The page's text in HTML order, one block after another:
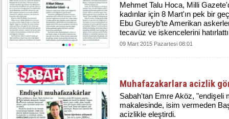
Mehmet Talu Hoca, Milli
kadınlar için 8 Mart'ın pek bir
Ebu Gureyb’te Amerikan
tecavüz ve işkencelerini
09 Mart 2015 Pazartesi 08:01
Muhafazakarlara acizlik
Sabah'tan Emre Aköz, "endişeli
makalesinde, isim vermeden
acizlikle eleştirdi.